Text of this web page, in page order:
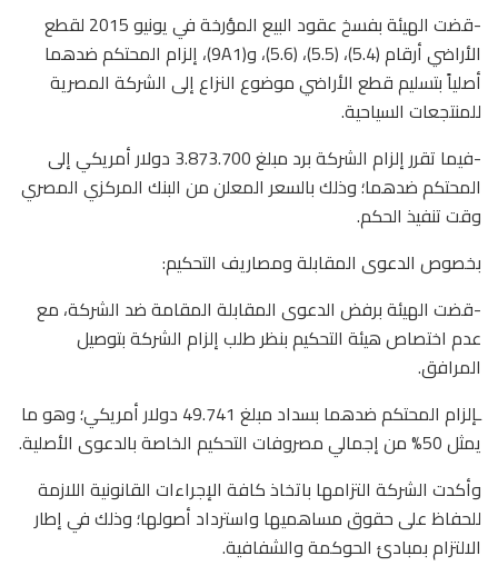
-​قضت الهيئة بفسخ عقود البيع المؤرخة في يونيو 2015 لقطع
الأراضي أرقام (5.4)، (5.5)، (5.6)، و(9A1)، ​إلزام المحتكم ضدهما
أصلياً بتسليم قطع الأراضي موضوع النزاع إلى الشركة المصرية
للمنتجعات السياحية.
-​فيما تقرر إلزام الشركة برد مبلغ 3.873.700 دولار أمريكي إلى
المحتكم ضدهما؛ وذلك بالسعر المعلن من البنك المركزي المصري
وقت تنفيذ الحكم.
​بخصوص الدعوى المقابلة ومصاريف التحكيم:
-​قضت الهيئة برفض الدعوى المقابلة المقامة ضد الشركة، مع
عدم اختصاص هيئة التحكيم بنظر طلب إلزام الشركة بتوصيل
المرافق.
​ـإلزام المحتكم ضدهما بسداد مبلغ 49.741 دولار أمريكي؛ وهو ما
يمثل 50% من إجمالي مصروفات التحكيم الخاصة بالدعوى الأصلية.
​وأكدت الشركة التزامها باتخاذ كافة الإجراءات القانونية اللازمة
للحفاظ على حقوق مساهميها واسترداد أصولها؛ وذلك في إطار
الالتزام بمبادئ الحوكمة والشفافية.